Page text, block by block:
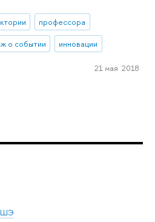
профессора
о событии инновации
21 мая 2018